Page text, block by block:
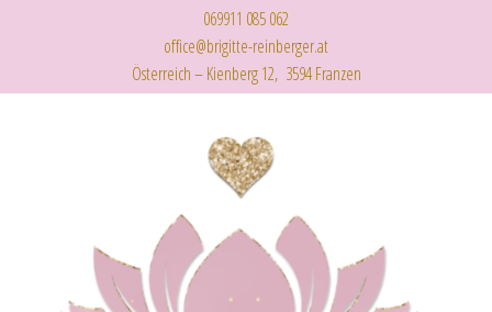
069911 085 062
office@brigitte-reinberger.at
Österreich – Kienberg 12, 3594 Franzen